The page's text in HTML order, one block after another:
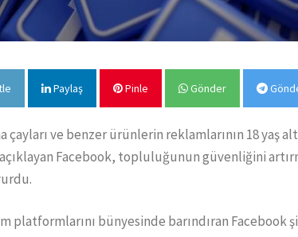
Paylaş Pinle Gönder
çayları ve benzer ürünlerin reklamlarının 18 yaş
Facebook, topluluğunun güvenliğini
platformlarını bünyesinde barındıran Facebook